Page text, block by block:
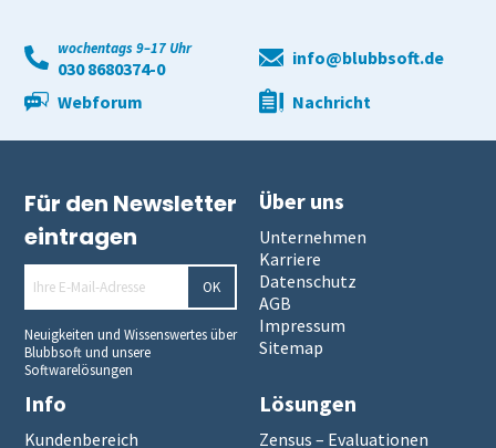
wochentags 9–17 Uhr
030 8680374-0
info@blubbsoft.de
Webforum
Nachricht
Für den Newsletter
eintragen
OK
Neuigkeiten und Wissenswertes über
Blubbsoft und unsere
Softwarelösungen
Über uns
Unternehmen
Karriere
Datenschutz
AGB
Impressum
Sitemap
Info
Kundenbereich
Lösungen
Zensus – Evaluationen